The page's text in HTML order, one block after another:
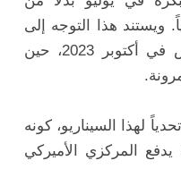
ويستند هذا التوجه إلى
سابقة حدثت بعد هجوم حماس في أكتوبر 2023، حين
لهذا السيناريو، كونه
المركزي الأميركي